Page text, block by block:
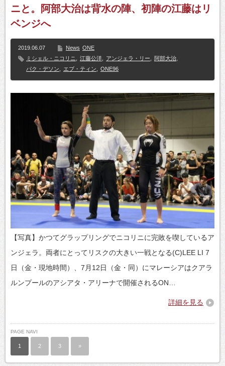
ニと。阿部大治は背水の陣、初陣の江藤はリ
ベンジへ
2019.06.07 News ONE
ミシェル・ニコリニ
江藤公洋 アンジェラ・リー 阿部大治
パク・デソン
エブ・ティン ONE96
【写真】かつてグラップリングでニコリニに完敗を喫しているア
ンジェラ。両者にとってリスクの大きい一戦となる(C)LEE LI 7
日（金・現地時間）、7月12日（金・同）にマレーシアはクアラ
ルンプールのアシアタ・アリーナで開催されるON…
詳細を見る
PAGE NAVI
1 2 3 »